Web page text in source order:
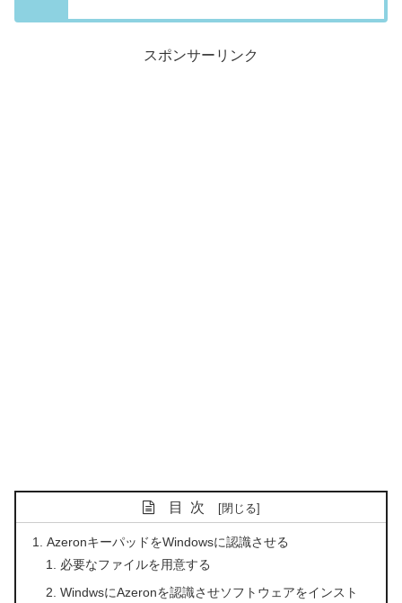
スポンサーリンク
目次
AzeronキーパッドをWindowsに認識させる
必要なファイルを用意する
WindwsにAzeronを認識させソフトウェアをインスト